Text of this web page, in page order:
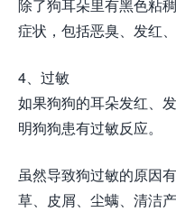
除了狗耳朵里有黑色粘
症状，包括恶臭、发红、
4、过敏
如果狗狗的耳朵发红、
明狗狗患有过敏反应。
虽然导致狗过敏的原因
草、皮屑、尘螨、清洁